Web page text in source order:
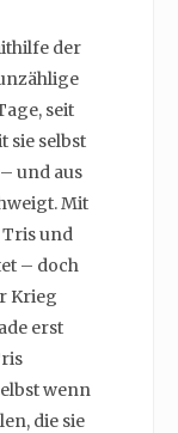
der
seit
sie selbst
und aus
Mit
und
– doch
Krieg
erst
wenn
die sie